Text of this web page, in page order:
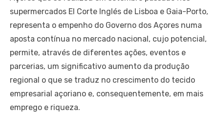
supermercados El Corte Inglés de Lisboa e Gaia-Porto,
representa o empenho do Governo dos Açores numa
aposta contínua no mercado nacional, cujo potencial,
permite, através de diferentes ações, eventos e
parcerias, um significativo aumento da produção
regional o que se traduz no crescimento do tecido
empresarial açoriano e, consequentemente, em mais
emprego e riqueza.